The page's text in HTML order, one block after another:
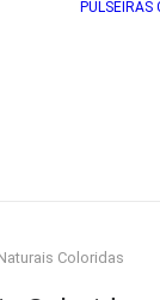
PULSEIRAS
Coloridas